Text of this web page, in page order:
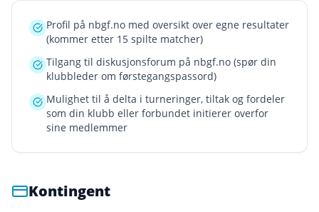
Profil på nbgf.no med oversikt over egne resultater
(kommer etter 15 spilte matcher)
Tilgang til diskusjonsforum på nbgf.no (spør din
klubbleder om førstegangspassord)
Mulighet til å delta i turneringer, tiltak og fordeler
som din klubb eller forbundet initierer overfor
sine medlemmer
Kontingent